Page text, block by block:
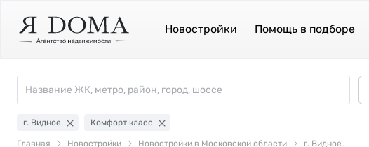
Новостройки Помощь в подборе
г. Видное Комфорт класс
Главная Новостройки Новостройки в Московской области г. Видное